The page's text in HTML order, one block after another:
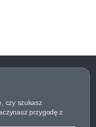
czy szukasz
przygodę z